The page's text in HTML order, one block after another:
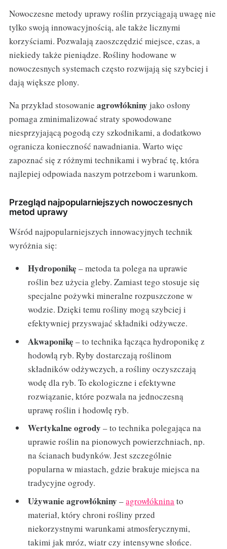
Nowoczesne metody uprawy roślin przyciągają uwagę nie
tylko swoją innowacyjnością, ale także licznymi
korzyściami. Pozwalają zaoszczędzić miejsce, czas, a
niekiedy także pieniądze. Rośliny hodowane w
nowoczesnych systemach często rozwijają się szybciej i
dają większe plony.
Na przykład stosowanie agrowłókniny jako osłony
pomaga zminimalizować straty spowodowane
niesprzyjającą pogodą czy szkodnikami, a dodatkowo
ogranicza konieczność nawadniania. Warto więc
zapoznać się z różnymi technikami i wybrać tę, która
najlepiej odpowiada naszym potrzebom i warunkom.
Przegląd najpopularniejszych nowoczesnych
metod uprawy
Wśród najpopularniejszych innowacyjnych technik
wyróżnia się:
Hydroponikę – metoda ta polega na uprawie
roślin bez użycia gleby. Zamiast tego stosuje się
specjalne pożywki mineralne rozpuszczone w
wodzie. Dzięki temu rośliny mogą szybciej i
efektywniej przyswajać składniki odżywcze.
Akwaponikę – to technika łącząca hydroponikę z
hodowlą ryb. Ryby dostarczają roślinom
składników odżywczych, a rośliny oczyszczają
wodę dla ryb. To ekologiczne i efektywne
rozwiązanie, które pozwala na jednoczesną
uprawę roślin i hodowlę ryb.
Wertykalne ogrody – to technika polegająca na
uprawie roślin na pionowych powierzchniach, np.
na ścianach budynków. Jest szczególnie
popularna w miastach, gdzie brakuje miejsca na
tradycyjne ogrody.
Używanie agrowłókniny –agrowłókninato
materiał, który chroni rośliny przed
niekorzystnymi warunkami atmosferycznymi,
takimi jak mróz, wiatr czy intensywne słońce.